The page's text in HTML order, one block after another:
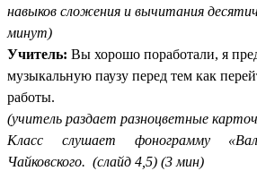
навыков сложения и вычитания
минут)
Учитель: Вы хорошо поработали, я
музыкальную паузу перед тем как
работы.
(учитель раздает разноцветные
Класс слушает фонограмму
Чайковского. (слайд 4,5) (3 мин)